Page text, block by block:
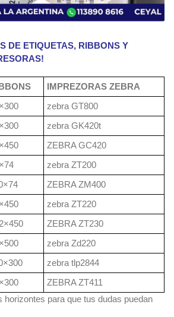
DE ETIQUETAS, RIBBONS Y
IMPREZORAS ZEBRA
zebra GT800
zebra GK420t
ZEBRA GC420
zebra ZT200
ZEBRA ZM400
zebra ZT220
ZEBRA ZT230
zebra Zd220
zebra tlp2844
ZEBRA ZT411
horizontes para que tus dudas puedan